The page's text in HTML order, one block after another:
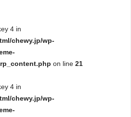
4 in
chewy.jp/wp-
on line 21
4 in
chewy.jp/wp-